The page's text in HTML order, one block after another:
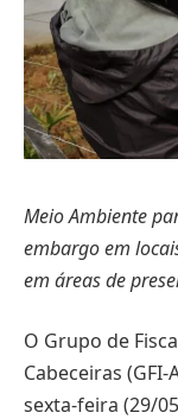
Meio Ambiente
embargo em
em áreas de
O Grupo de
Cabeceiras
sexta-feira (29/